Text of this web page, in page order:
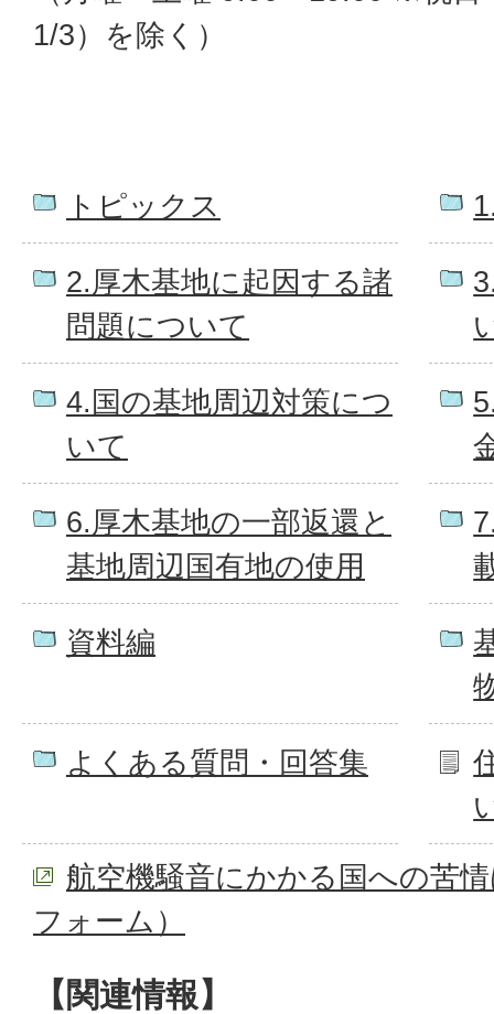
1/3）を除く）
トピックス
2.厚木基地に起因する諸
問題について
4.国の基地周辺対策につ
いて
6.厚木基地の一部返還と
基地周辺国有地の使用
資料編
よくある質問・回答集
航空機騒音にかかる国への苦
フォーム）
【関連情報】